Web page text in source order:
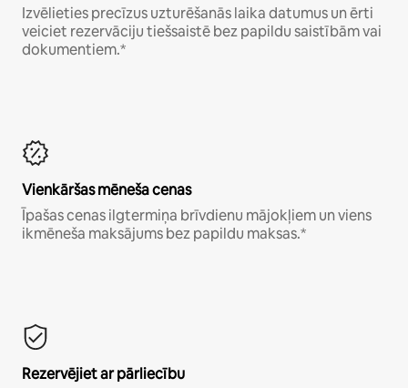
Izvēlieties precīzus uzturēšanās laika datumus un ērti
veiciet rezervāciju tiešsaistē bez papildu saistībām vai
dokumentiem.*
Vienkāršas mēneša cenas
Īpašas cenas ilgtermiņa brīvdienu mājokļiem un viens
ikmēneša maksājums bez papildu maksas.*
Rezervējiet ar pārliecību